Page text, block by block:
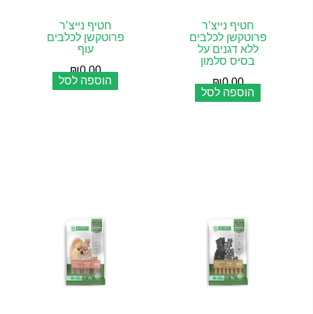
חטיף נייצ’ר
פרוטקשן לכלבים
ללא דגנים על
בסיס סלמון
₪0.00
הוספה לסל
חטיף נייצ’ר
פרוטקשן לכלבים
עוף
₪0.00
הוספה לסל